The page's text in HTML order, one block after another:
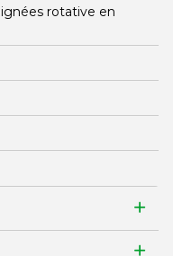
rotative en